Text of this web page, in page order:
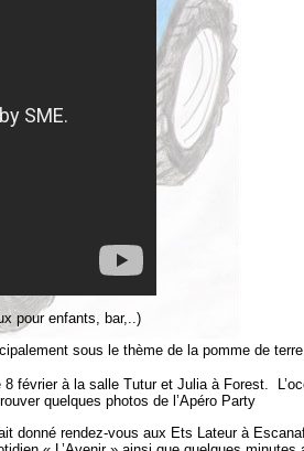
pour enfants, bar,..)
sous le thème de la pomme de terre.
8 février à la salle Tutur et Julia à Forest.
quelques photos de l’Apéro Party
donné rendez-vous aux Ets Lateur à